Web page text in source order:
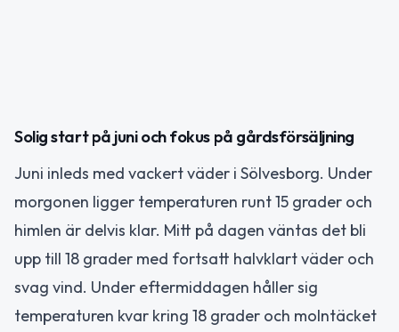
Solig start på juni och fokus på gårdsförsäljning
Juni inleds med vackert väder i Sölvesborg. Under
morgonen ligger temperaturen runt 15 grader och
himlen är delvis klar. Mitt på dagen väntas det bli
upp till 18 grader med fortsatt halvklart väder och
svag vind. Under eftermiddagen håller sig
temperaturen kvar kring 18 grader och molntäcket